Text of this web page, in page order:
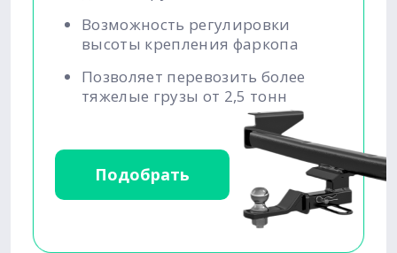
Возможность регулировки
высоты крепления фаркопа
Позволяет перевозить более
тяжелые грузы от 2,5 тонн
Подобрать